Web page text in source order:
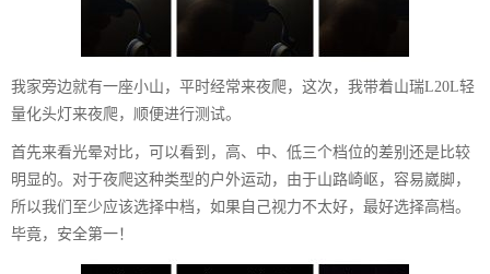
我家旁边就有一座小山，平时经常来夜爬，这次，我带着山瑞L20L轻
量化头灯来夜爬，顺便进行测试。
首先来看光晕对比，可以看到，高、中、低三个档位的差别还是比较
明显的。对于夜爬这种类型的户外运动，由于山路崎岖，容易崴脚，
所以我们至少应该选择中档，如果自己视力不太好，最好选择高档。
毕竟，安全第一！